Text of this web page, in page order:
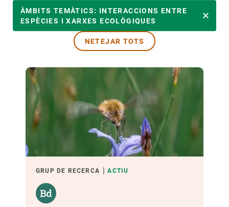
TEMES TRANSVERSALS
LIDERAT PER
PARTICIPANTS
FINANÇAMENT
ANY D'INICI
ÀMBITS TEMÀTICS: INTERACCIONS ENTRE
ESPÈCIES I XARXES ECOLÒGIQUES
NETEJAR TOTS
GRUP DE RECERCA ACTIU